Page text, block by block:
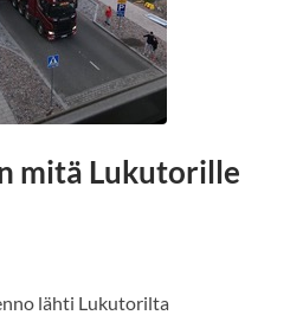
mitä Lukutorille
lähti Lukutorilta